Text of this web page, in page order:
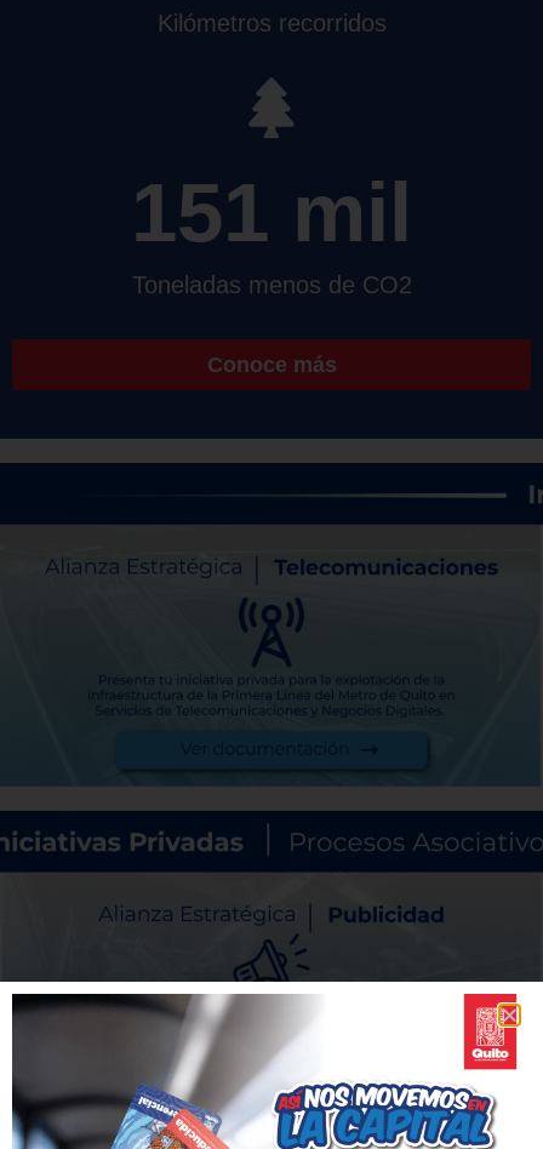
Kilómetros recorridos
151 mil
Toneladas menos de CO2
Conoce más